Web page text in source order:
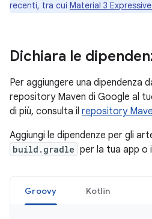
recenti, tra cui Material 3
Dichiara le
Per aggiungere una dipendenza
repository Maven di Google al
di più, consulta il repository
Aggiungi le dipendenze per gli
build.gradle per la tua app o
Groovy Kotlin